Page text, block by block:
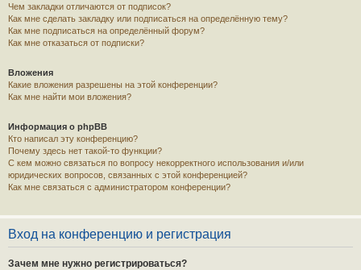
Чем закладки отличаются от подписок?
Как мне сделать закладку или подписаться на определённую тему?
Как мне подписаться на определённый форум?
Как мне отказаться от подписки?
Вложения
Какие вложения разрешены на этой конференции?
Как мне найти мои вложения?
Информация о phpBB
Кто написал эту конференцию?
Почему здесь нет такой-то функции?
С кем можно связаться по вопросу некорректного использования и/или
юридических вопросов, связанных с этой конференцией?
Как мне связаться с администратором конференции?
Вход на конференцию и регистрация
Зачем мне нужно регистрироваться?